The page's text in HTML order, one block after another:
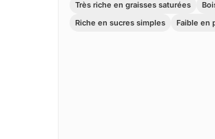
Très riche en graisses saturées
Riche en sucres simples
Faible en